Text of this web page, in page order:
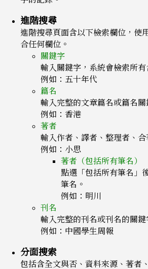
進階搜尋
進階搜尋頁面含以下檢索欄位，使
合任何欄位。
關鍵字
輸入關鍵字，系統會檢索所有
例如：五十年代
篇名
輸入完整的文章篇名或篇名關
例如：香港
著者
輸入作者、譯者、整理者、合
例如：小思
著者（包括所有筆名）
點選「包括所有筆名」
筆名。
例如：明川
刊名
輸入完整的刊名或刊名的關鍵
例如：中國學生周報
分面搜索
包括含全文與否、資料來源、著者